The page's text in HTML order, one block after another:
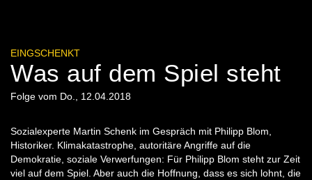
EINGSCHENKT
Was auf dem Spiel steht
Folge vom Do., 12.04.2018
Sozialexperte Martin Schenk im Gespräch mit Philipp Blom,
Historiker. Klimakatastrophe, autoritäre Angriffe auf die
Demokratie, soziale Verwerfungen: Für Philipp Blom steht zur Zeit
viel auf dem Spiel. Aber auch die Hoffnung, dass es sich lohnt, die